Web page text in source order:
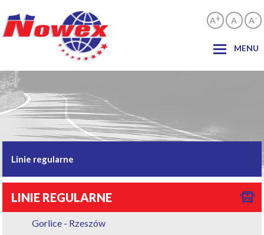
A+ A A-
MENU
Linie regularne
LINIE REGULARNE
Gorlice - Rzeszów